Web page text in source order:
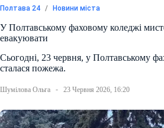
Полтава 24 / Новини міста
У Полтавському фаховому коледжі
евакуювати
Сьогодні, 23 червня, у Полтавському
сталася пожежа.
Шумілова Ольга 23 Червня 2026, 16:20